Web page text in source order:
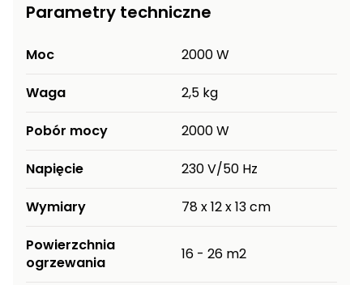
na
ogrodowe do
ogrodowe
foliowe
Tunele
Kompostowniki
Parametry techniczne
Moc 2000 W
Waga 2,5 kg
Pobór mocy 2000 W
Napięcie 230 V/50 Hz
Wymiary 78 x 12 x 13 cm
Powierzchnia
ogrzewania
16 - 26 m2